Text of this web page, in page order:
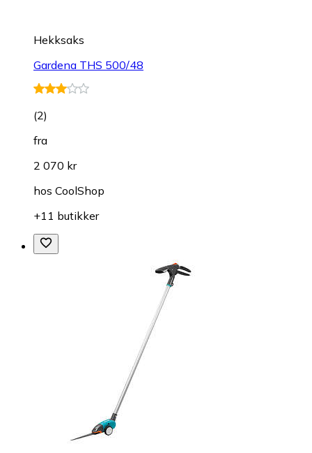
Hekksaks
Gardena THS 500/48
(2)
fra
2 070 kr
hos CoolShop
+11 butikker